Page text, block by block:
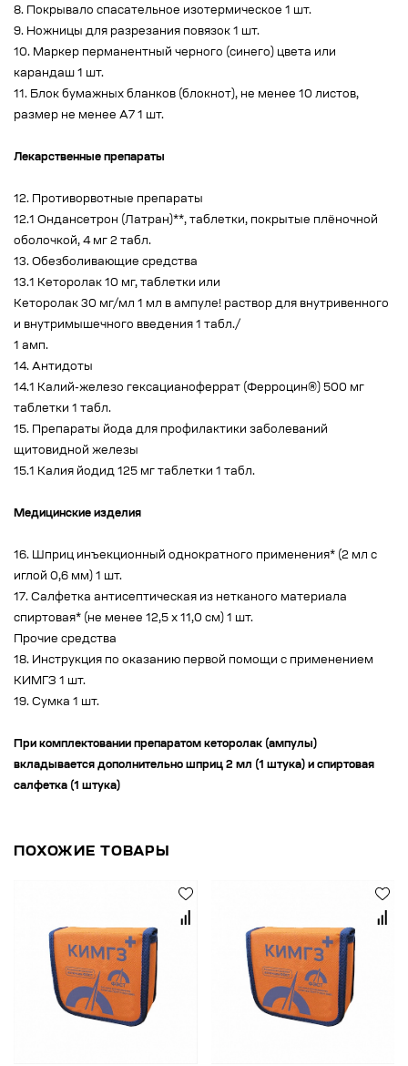
8. Покрывало спасательное изотермическое 1 шт.
9. Ножницы для разрезания повязок 1 шт.
10. Маркер перманентный черного (синего) цвета или
карандаш 1 шт.
11. Блок бумажных бланков (блокнот), не менее 10 листов,
размер не менее А7 1 шт.
Лекарственные препараты
12. Противорвотные препараты
12.1 Ондансетрон (Латран)**, таблетки, покрытые плёночной
оболочкой, 4 мг 2 табл.
13. Обезболивающие средства
13.1 Кеторолак 10 мг, таблетки или
Кеторолак 30 мг/мл 1 мл в ампуле! раствор для внутривенного
и внутримышечного введения 1 табл./
1 амп.
14. Антидоты
14.1 Калий-железо гексацианоферрат (Ферроцин®) 500 мг
таблетки 1 табл.
15. Препараты йода для профилактики заболеваний
щитовидной железы
15.1 Калия йодид 125 мг таблетки 1 табл.
Медицинские изделия
16. Шприц инъекционный однократного применения* (2 мл с
иглой 0,6 мм) 1 шт.
17. Салфетка антисептическая из нетканого материала
спиртовая* (не менее 12,5 х 11,0 см) 1 шт.
Прочие средства
18. Инструкция по оказанию первой помощи с применением
КИМГЗ 1 шт.
19. Сумка 1 шт.
При комплектовании препаратом кеторолак (ампулы)
вкладывается дополнительно шприц 2 мл (1 штука) и спиртовая
салфетка (1 штука)
ПОХОЖИЕ ТОВАРЫ